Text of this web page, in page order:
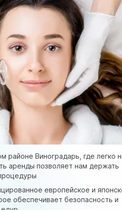
районе Виноградарь, где легко
аренды позволяет нам держать
европейское и
обеспечивает безопасность и